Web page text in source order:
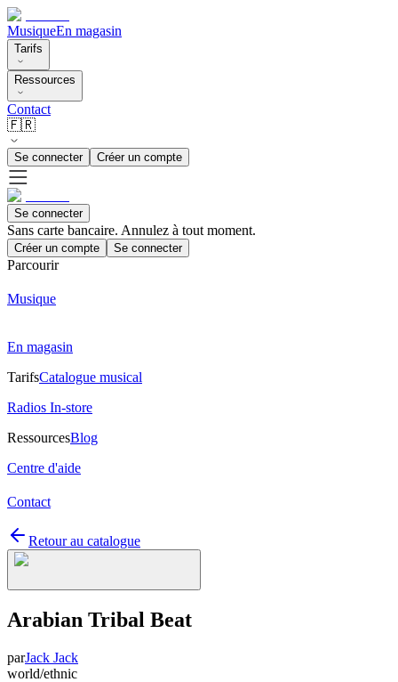
MusiqueEn magasin
Tarifs
Ressources
Contact
🇫🇷
Se connecter Créer un compte
Se connecter
Sans carte bancaire. Annulez à tout moment.
Créer un compte Se connecter
Parcourir
Musique
En magasin
TarifsCatalogue musical
Radios In-store
RessourcesBlog
Centre d'aide
Contact
Retour au catalogue
Arabian Tribal Beat
parJack Jack
world/ethnic